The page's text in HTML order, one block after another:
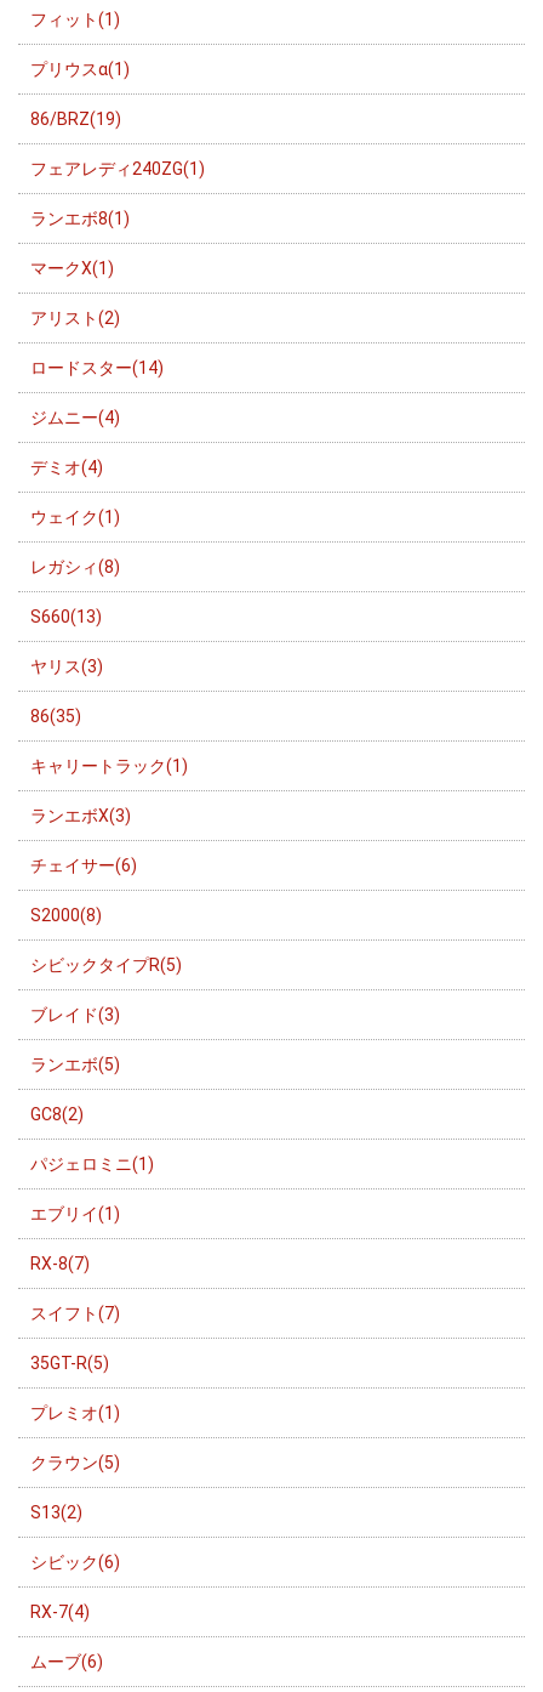
フィット(1)
プリウスα(1)
86/BRZ(19)
フェアレディ240ZG(1)
ランエボ8(1)
マークX(1)
アリスト(2)
ロードスター(14)
ジムニー(4)
デミオ(4)
ウェイク(1)
レガシィ(8)
S660(13)
ヤリス(3)
86(35)
キャリートラック(1)
ランエボX(3)
チェイサー(6)
S2000(8)
シビックタイプR(5)
ブレイド(3)
ランエボ(5)
GC8(2)
パジェロミニ(1)
エブリイ(1)
RX-8(7)
スイフト(7)
35GT-R(5)
プレミオ(1)
クラウン(5)
S13(2)
シビック(6)
RX-7(4)
ムーブ(6)